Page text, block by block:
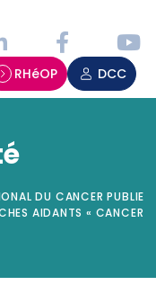
RHéOP DCC
DU CANCER PUBLIE
AIDANTS « CANCER